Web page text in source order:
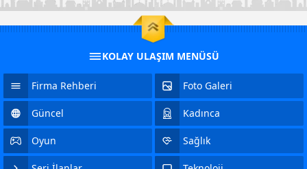
KOLAY ULAŞIM MENÜSÜ
Firma Rehberi Foto Galeri
Güncel Kadınca
Oyun Sağlık